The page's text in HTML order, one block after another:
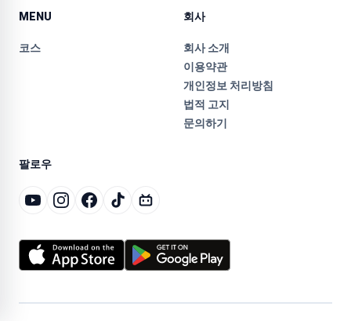
MENU
코스
회사
회사 소개
이용약관
개인정보 처리방침
법적 고지
문의하기
팔로우